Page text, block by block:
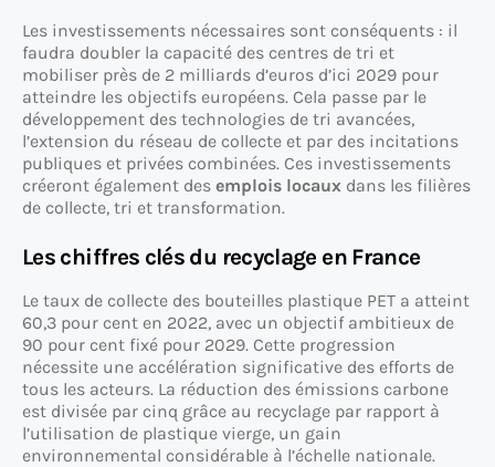
Les investissements nécessaires sont conséquents : il
faudra doubler la capacité des centres de tri et
mobiliser près de 2 milliards d’euros d’ici 2029 pour
atteindre les objectifs européens. Cela passe par le
développement des technologies de tri avancées,
l’extension du réseau de collecte et par des incitations
publiques et privées combinées. Ces investissements
créeront également des emplois locaux dans les filières
de collecte, tri et transformation.
Les chiffres clés du recyclage en France
Le taux de collecte des bouteilles plastique PET a atteint
60,3 pour cent en 2022, avec un objectif ambitieux de
90 pour cent fixé pour 2029. Cette progression
nécessite une accélération significative des efforts de
tous les acteurs. La réduction des émissions carbone
est divisée par cinq grâce au recyclage par rapport à
l’utilisation de plastique vierge, un gain
environnemental considérable à l’échelle nationale.